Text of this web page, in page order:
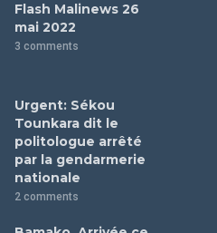
Flash Malinews 26
mai 2022
3 comments
Urgent: Sékou
Tounkara dit le
politologue arrêté
par la gendarmerie
nationale
2 comments